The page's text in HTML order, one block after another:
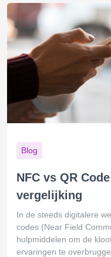
Blog
NFC vs QR
vergelijking
In de steeds digitalere
codes (Near Field
hulpmiddelen om de
ervaringen te